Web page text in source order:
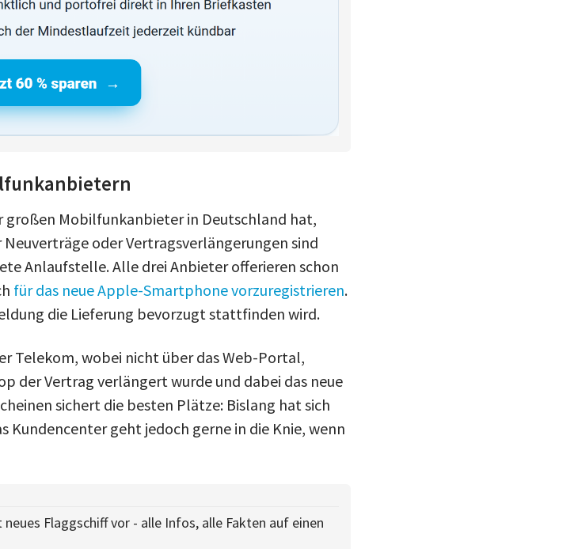
großen Mobilfunkanbieter in Deutschland hat,
oder Vertragsverlängerungen sind
Anlaufstelle. Alle drei Anbieter offerieren schon
für das neue Apple-Smartphone vorzuregistrieren.
die Lieferung bevorzugt stattfinden wird.
Telekom, wobei nicht über das Web-Portal,
der Vertrag verlängert wurde und dabei das neue
sichert die besten Plätze: Bislang hat sich
Kundencenter geht jedoch gerne in die Knie, wenn
Flaggschiff vor - alle Infos, alle Fakten auf einen